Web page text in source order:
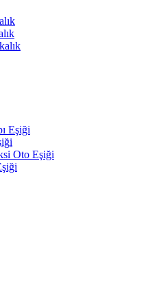
Eşiği
Oto Eşiği